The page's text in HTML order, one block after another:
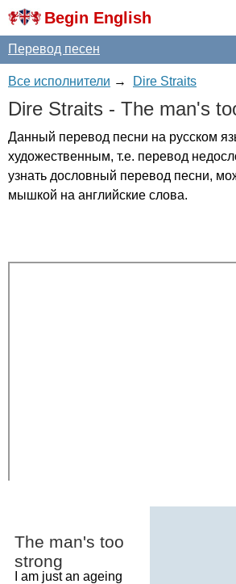
Begin English
Перевод песен
Все исполнители → Dire Straits
Dire Straits - The man's
Данный перевод песни на русском
художественным, т.е. перевод
узнать дословный перевод песни,
мышкой на английские слова.
The man's too
strong
am just an ageing